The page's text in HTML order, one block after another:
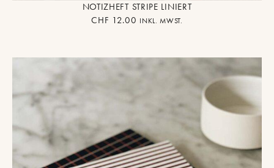
NOTIZHEFT STRIPE LINIERT
CHF 12.00 INKL. MWST.